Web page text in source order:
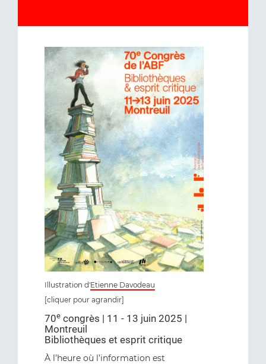
Illustration d'Etienne Davodeau
[cliquer pour agrandir]
70e congrès | 11 - 13 juin 2025 |
Montreuil
Bibliothèques et esprit critique
À l’heure où l’information est